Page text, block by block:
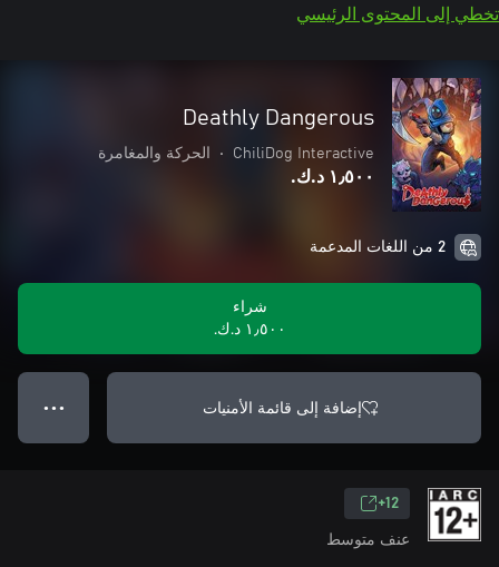
تخطي إلى المحتوى الرئيسي
Deathly Dangerous
ChiliDog Interactive
• الحركة والمغامرة
١٫٥٠٠ د.ك.‏
2 من اللغات المدعمة
شراء
١٫٥٠٠ د.ك.‏
إضافة إلى قائمة الأمنيات ● ● ●
12+
عنف متوسط